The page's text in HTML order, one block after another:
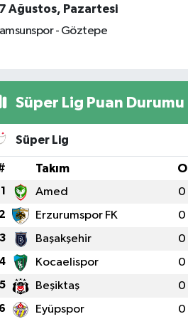
Ağustos, Pazartesi
- Göztepe
Süper Lig Puan Durumu
Süper Lig
Takım O
1 Amed 0
Erzurumspor FK 0
3 Başakşehir 0
Kocaelispor 0
5 Beşiktaş 0
Eyüpspor 0